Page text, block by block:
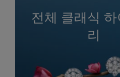
전체 클래식
리